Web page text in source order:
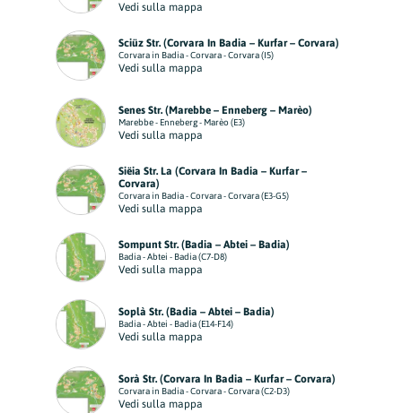
Vedi sulla mappa
Sciüz Str. (Corvara In Badia – Kurfar – Corvara)
Corvara in Badia - Corvara - Corvara (I5)
Vedi sulla mappa
Senes Str. (Marebbe – Enneberg – Marèo)
Marebbe - Enneberg - Marèo (E3)
Vedi sulla mappa
Siëia Str. La (Corvara In Badia – Kurfar –
Corvara)
Corvara in Badia - Corvara - Corvara (E3-G5)
Vedi sulla mappa
Sompunt Str. (Badia – Abtei – Badia)
Badia - Abtei - Badia (C7-D8)
Vedi sulla mappa
Soplà Str. (Badia – Abtei – Badia)
Badia - Abtei - Badia (E14-F14)
Vedi sulla mappa
Sorà Str. (Corvara In Badia – Kurfar – Corvara)
Corvara in Badia - Corvara - Corvara (C2-D3)
Vedi sulla mappa